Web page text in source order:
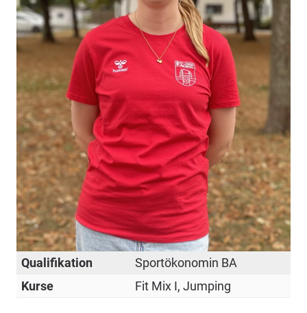
Qualifikation
Sportökonomin BA
Kurse
Fit Mix I, Jumping